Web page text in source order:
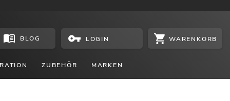
BLOG LOGIN WARENKORB
ZUBEHÖR MARKEN